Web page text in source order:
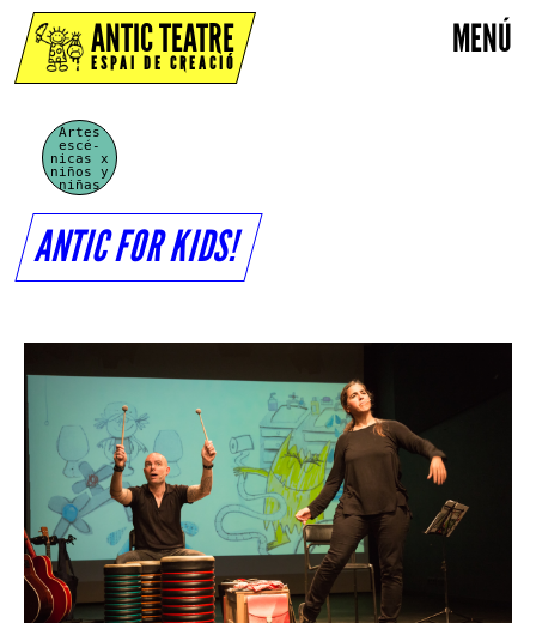
MENÚ
ANTIC TEATRE
ESPAI DE CREACIÓ
Artes
escé-
nicas x
niños y
niñas
ANTIC FOR KIDS!